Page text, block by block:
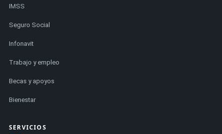
IMSS
Seguro Social
Infonavit
Trabajo y empleo
Becas y apoyos
Bienestar
SERVICIOS